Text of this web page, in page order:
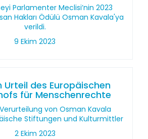
Parlamenter Meclisi’nin 2023
Hakları Ödülü Osman Kavala'ya
verildi.
9 Ekim 2023
Urteil des Europäischen
für Menschenrechte
von Osman Kavala
Stiftungen und Kulturmittler
2 Ekim 2023